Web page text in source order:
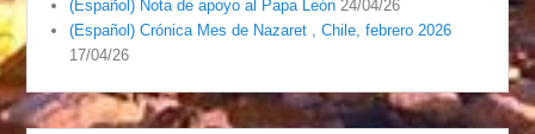
(Español) Nota de apoyo al Papa León 24/04/26
(Español) Crónica Mes de Nazaret , Chile, febrero 2026
17/04/26